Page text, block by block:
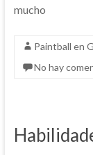
mucho
Paintball en
No hay